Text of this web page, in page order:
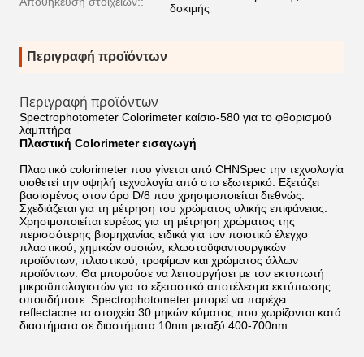
δοκιμής
Περιγραφή προϊόντων
Περιγραφή προϊόντων
Spectrophotometer Colorimeter καίσιο-580 για το φθορισμού
λαμπτήρα
Πλαστική Colorimeter εισαγωγή
Πλαστικό colorimeter που γίνεται από CHNSpec την τεχνολογία
υιοθετεί την υψηλή τεχνολογία από στο εξωτερικό. Εξετάζει
βασισμένος στον όρο D/8 που χρησιμοποιείται διεθνώς.
Σχεδιάζεται για τη μέτρηση του χρώματος υλικής επιφάνειας.
Χρησιμοποιείται ευρέως για τη μέτρηση χρώματος της
περισσότερης βιομηχανίας ειδικά για τον ποιοτικό έλεγχο
πλαστικού, χημικών ουσιών, κλωστοϋφαντουργικών
προϊόντων, πλαστικού, τροφίμων και χρώματος άλλων
προϊόντων. Θα μπορούσε να λειτουργήσει με τον εκτυπωτή
μικροϋπολογιστών για το εξεταστικό αποτέλεσμα εκτύπωσης
οπουδήποτε. Spectrophotometer μπορεί να παρέχει
reflectacne τα στοιχεία 30 μηκών κύματος που χωρίζονται κατά
διαστήματα σε διαστήματα 10nm μεταξύ 400-700nm.